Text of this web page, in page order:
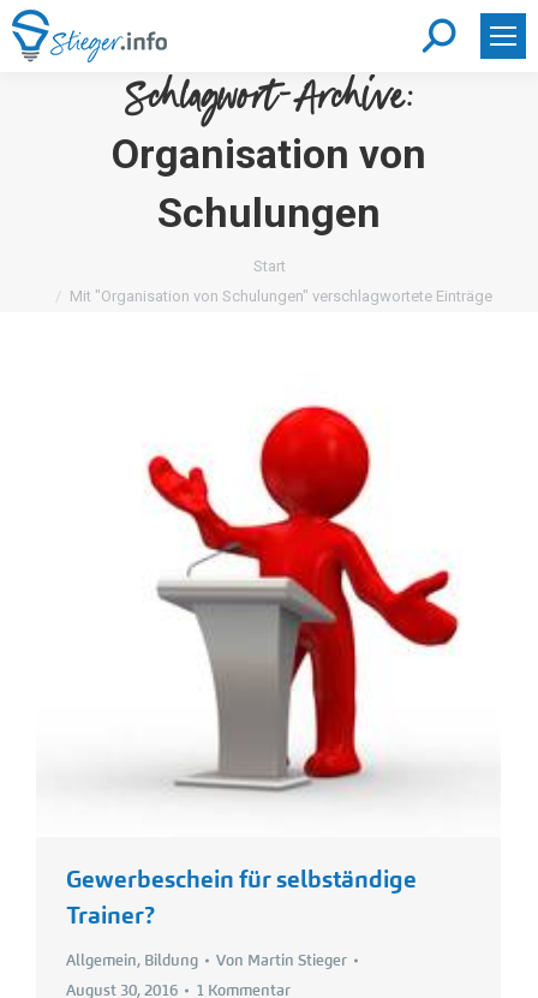
Search:
Schlagwort-Archive:
Organisation von
Schulungen
Start
Mit "Organisation von Schulungen" verschlagwortete Einträge
Gewerbeschein für selbständige
Trainer?
Allgemein, Bildung Von Martin Stieger
August 30, 2016
1 Kommentar